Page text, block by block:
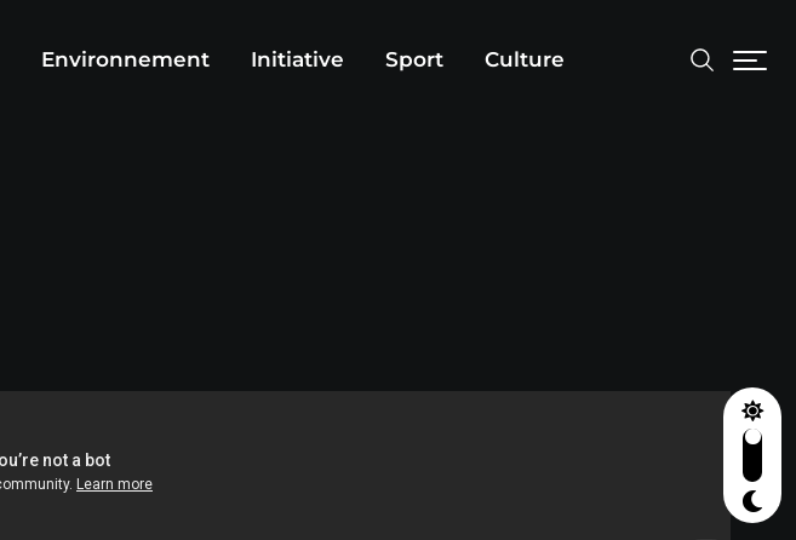
Environnement Initiative Sport Culture